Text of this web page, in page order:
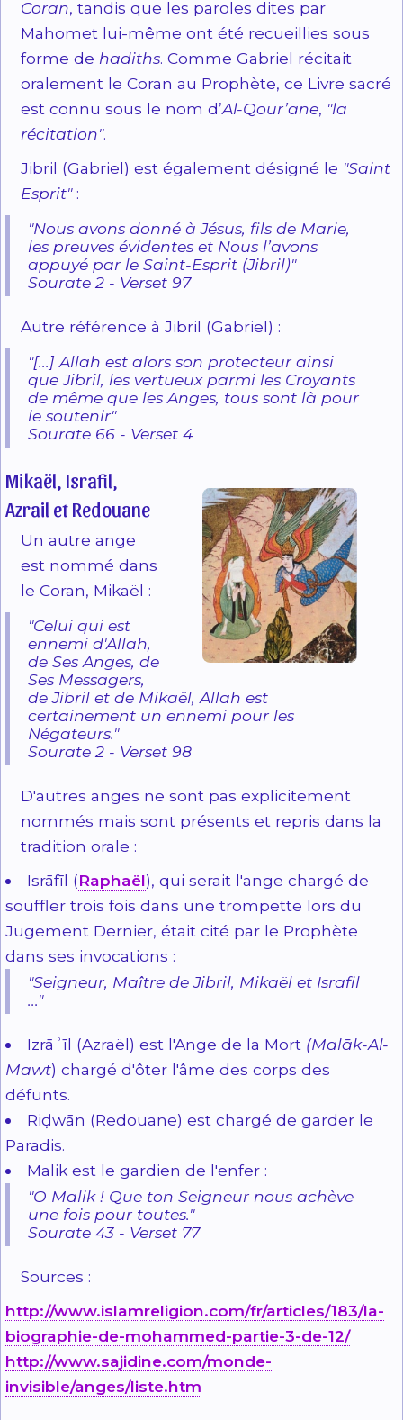
Coran, tandis que les paroles dites par
Mahomet lui-même ont été recueillies sous
forme de hadiths. Comme Gabriel récitait
oralement le Coran au Prophète, ce Livre sacré
est connu sous le nom d’Al-Qour’ane, "la
récitation".
Jibril (Gabriel) est également désigné le "Saint
Esprit":
"Nous avons donné à Jésus, fils de Marie,
les preuves évidentes et Nous l’avons
appuyé par le Saint-Esprit (Jibril)"
Sourate 2 - Verset 97
Autre référence à Jibril (Gabriel) :
"[...] Allah est alors son protecteur ainsi
que Jibril, les vertueux parmi les Croyants
de même que les Anges, tous sont là pour
le soutenir"
Sourate 66 - Verset 4
Mikaël, Israfil,
Azrail et Redouane
Un autre ange
est nommé dans
le Coran, Mikaël :
"Celui qui est
ennemi d'Allah,
de Ses Anges, de
Ses Messagers,
de Jibril et de Mikaël, Allah est
certainement un ennemi pour les
Négateurs."
Sourate 2 - Verset 98
D'autres anges ne sont pas explicitement
nommés mais sont présents et repris dans la
tradition orale :
Isrāfīl (Raphaël), qui serait l'ange chargé de
souffler trois fois dans une trompette lors du
Jugement Dernier, était cité par le Prophète
dans ses invocations :
"Seigneur, Maître de Jibril, Mikaël et Israfil
..."
Izrāʾīl (Azraël) est l'Ange de la Mort (Malāk-Al-
Mawt) chargé d'ôter l'âme des corps des
défunts.
Riḍwān (Redouane) est chargé de garder le
Paradis.
Malik est le gardien de l'enfer :
"O Malik ! Que ton Seigneur nous achève
une fois pour toutes."
Sourate 43 - Verset 77
Sources :
http://www.islamreligion.com/fr/articles/183/la-
biographie-de-mohammed-partie-3-de-12/
http://www.sajidine.com/monde-
invisible/anges/liste.htm